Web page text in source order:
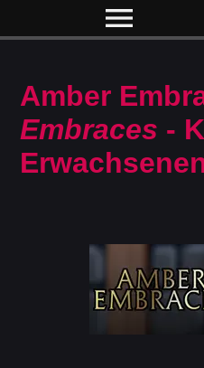
menu
Amber
Embraces -